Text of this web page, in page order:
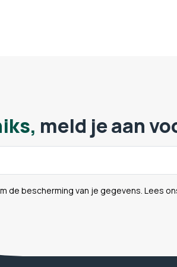
meld je aan
de bescherming van je gegevens. Lees